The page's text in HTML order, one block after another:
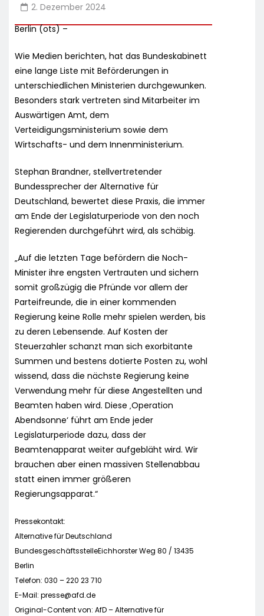
2. Dezember 2024
Berlin (ots) –
Wie Medien berichten, hat das Bundeskabinett
eine lange Liste mit Beförderungen in
unterschiedlichen Ministerien durchgewunken.
Besonders stark vertreten sind Mitarbeiter im
Auswärtigen Amt, dem
Verteidigungsministerium sowie dem
Wirtschafts- und dem Innenministerium.
Stephan Brandner, stellvertretender
Bundessprecher der Alternative für
Deutschland, bewertet diese Praxis, die immer
am Ende der Legislaturperiode von den noch
Regierenden durchgeführt wird, als schäbig.
„Auf die letzten Tage befördern die Noch-
Minister ihre engsten Vertrauten und sichern
somit großzügig die Pfründe vor allem der
Parteifreunde, die in einer kommenden
Regierung keine Rolle mehr spielen werden, bis
zu deren Lebensende. Auf Kosten der
Steuerzahler schanzt man sich exorbitante
Summen und bestens dotierte Posten zu, wohl
wissend, dass die nächste Regierung keine
Verwendung mehr für diese Angestellten und
Beamten haben wird. Diese ‚Operation
Abendsonne‘ führt am Ende jeder
Legislaturperiode dazu, dass der
Beamtenapparat weiter aufgebläht wird. Wir
brauchen aber einen massiven Stellenabbau
statt einen immer größeren
Regierungsapparat.“
Pressekontakt:
Alternative für Deutschland
BundesgeschäftsstelleEichhorster Weg 80 / 13435
Berlin
Telefon: 030 – 220 23 710
E-Mail: presse@afd.de
Original-Content von: AfD – Alternative für